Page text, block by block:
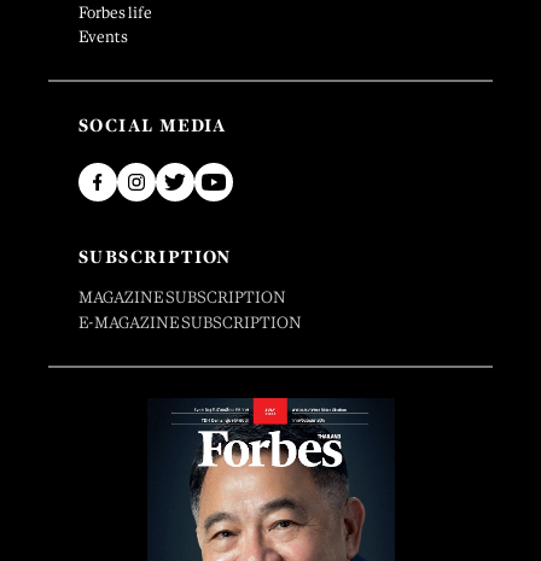
Forbes life
Events
SOCIAL MEDIA
SUBSCRIPTION
MAGAZINE SUBSCRIPTION
E-MAGAZINE SUBSCRIPTION